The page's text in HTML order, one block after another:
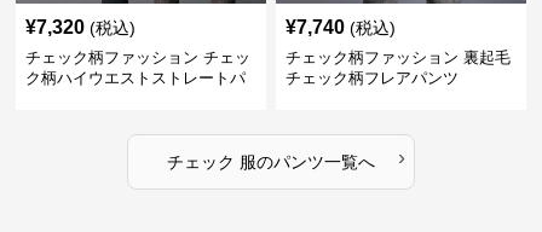
¥7,320 (税込)
チェック柄ファッション チェッ
ク柄ハイウエストストレートパ
¥7,740 (税込)
チェック柄ファッション 裏起毛
チェック柄フレアパンツ
チェック 服のパンツ一覧へ ›